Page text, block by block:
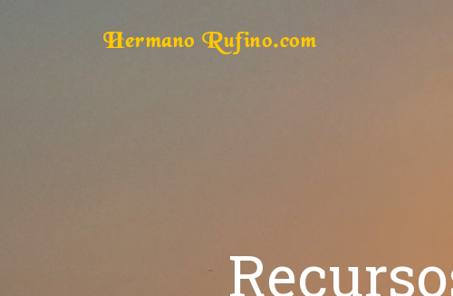
Hermano Rufino.com